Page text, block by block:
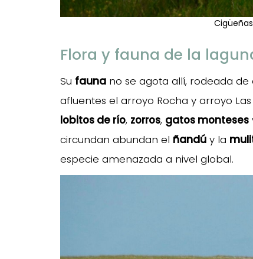
Flora y fauna de la
Su fauna no se agota allí, rodeada de
afluentes el arroyo Rocha y arroyo
lobitos de río, zorros, gatos monteses
circundan abundan el ñandú y la
especie amenazada a nivel global.